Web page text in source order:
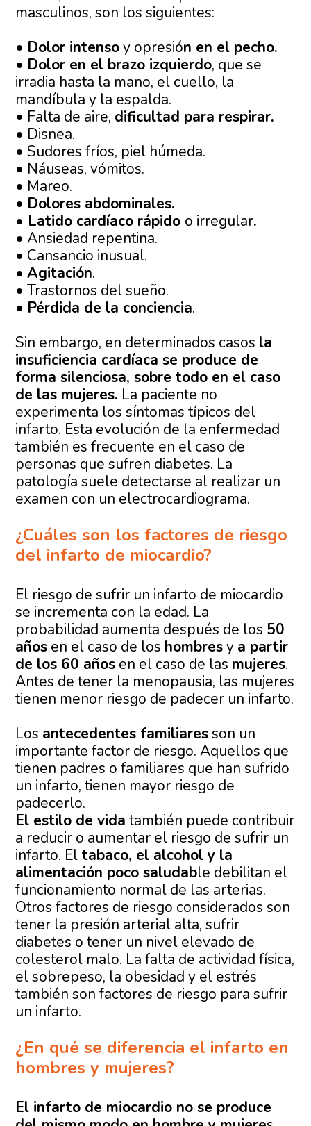
masculinos, son los siguientes:
• Dolor intensoy opresión en el pecho.
• Dolor en el brazo izquierdo, que se
irradia hasta la mano, el cuello, la
mandíbula y la espalda.
• Falta de aire, dificultad para respirar.
• Disnea.
• Sudores fríos, piel húmeda.
• Náuseas, vómitos.
• Mareo.
• Dolores abdominales.
• Latido cardíaco rápido o irregular.
• Ansiedad repentina.
• Cansancio inusual.
•Agitación.
• Trastornos del sueño.
• Pérdida de la conciencia.
Sin embargo, en determinados casos la
insuficiencia cardíaca se produce de
forma silenciosa, sobre todo en el caso
de las mujeres. La paciente no
experimenta los síntomas típicos del
infarto. Esta evolución de la enfermedad
también es frecuente en el caso de
personas que sufren diabetes. La
patología suele detectarse al realizar un
examen con un electrocardiograma.
¿Cuáles son los factores de riesgo
del infarto de miocardio?
El riesgo de sufrir un infarto de miocardio
se incrementa con la edad. La
probabilidad aumenta después de los 50
años en el caso de los hombresy a partir
de los 60 años en el caso de las mujeres.
Antes de tener la menopausia, las mujeres
tienen menor riesgo de padecer un infarto.
Los antecedentes familiaresson un
importante factor de riesgo. Aquellos que
tienen padres o familiares que han sufrido
un infarto, tienen mayor riesgo de
padecerlo.
El estilo de vida también puede contribuir
a reducir o aumentar el riesgo de sufrir un
infarto. El tabaco, el alcohol y la
alimentación poco saludable debilitan el
funcionamiento normal de las arterias.
Otros factores de riesgo considerados son
tener la presión arterial alta, sufrir
diabetes o tener un nivel elevado de
colesterol malo. La falta de actividad física,
el sobrepeso, la obesidad y el estrés
también son factores de riesgo para sufrir
un infarto.
¿En qué se diferencia el infarto en
hombres y mujeres?
El infarto de miocardio no se produce